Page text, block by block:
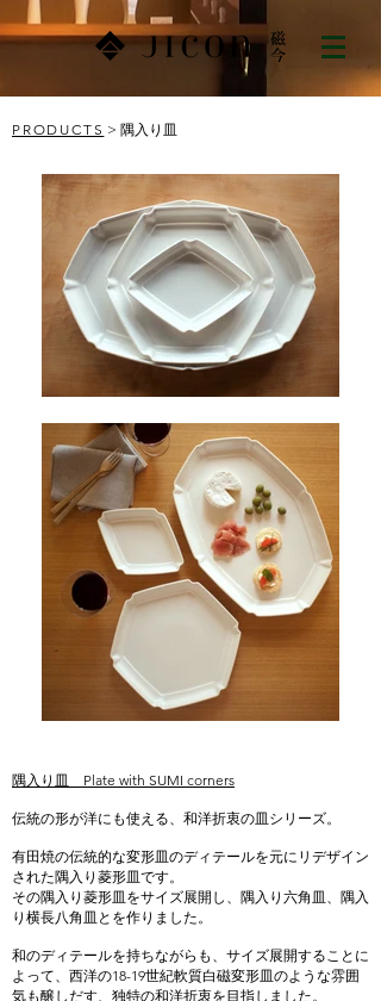
PRODUCTS > 隅入り皿
隅入り皿 Plate with SUMI corners
伝統の形が洋にも使える、和洋折衷の皿シリーズ。
有田焼の伝統的な変形皿のディテールを元にリデザイン
された隅入り菱形皿です。
その隅入り菱形皿をサイズ展開し、隅入り六角皿、隅入
り横長八角皿とを作りました。
和のディテールを持ちながらも、サイズ展開することに
よって、西洋の18-19世紀軟質白磁変形皿のような雰囲
気も醸しだす、独特の和洋折衷を目指しました。